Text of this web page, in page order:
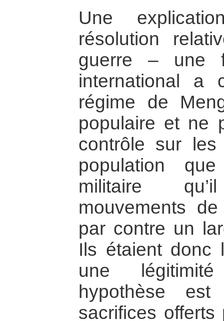
Une
résolution
guerre – une
international
régime de
populaire et ne
contrôle sur
population
militaire
mouvements
par contre un
Ils étaient donc
une
hypothèse
sacrifices